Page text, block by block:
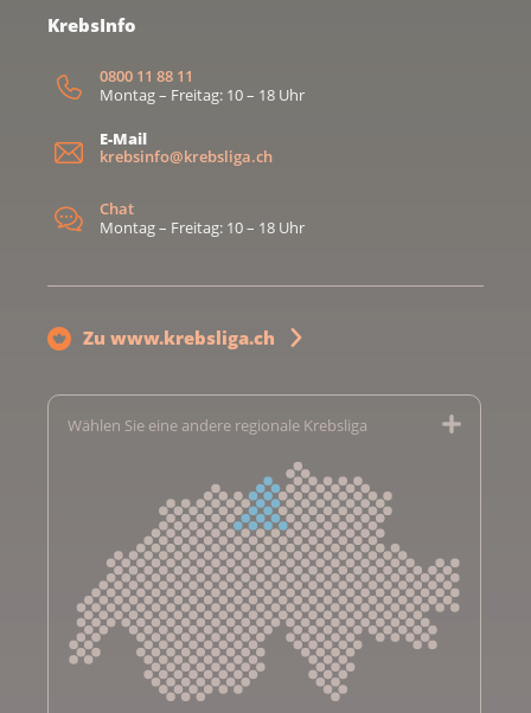
KrebsInfo
0800 11 88 11
Montag – Freitag: 10 – 18 Uhr
E-Mail
krebsinfo@krebsliga.ch
Chat
Montag – Freitag: 10 – 18 Uhr
Zu www.krebsliga.ch
Wählen Sie eine andere regionale Krebsliga